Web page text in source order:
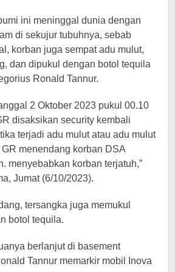
ini meninggal dunia dengan
di sekujur tubuhnya, sebab
korban juga sempat adu mulut,
dan dipukul dengan botol tequila
Ronald Tannur.
2 Oktober 2023 pukul 00.10
disaksikan security kembali
terjadi adu mulut atau adu mulut
menendang korban DSA
menyebabkan korban terjatuh,”
Jumat (6/10/2023).
tersangka juga memukul
botol tequila.
berlanjut di basement
Tannur memarkir mobil Inova